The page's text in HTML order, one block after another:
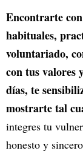
Encontrarte
habituales,
voluntariado,
con tus valores
días, te
mostrarte tal
integres tu
honesto y